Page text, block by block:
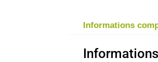
Informations